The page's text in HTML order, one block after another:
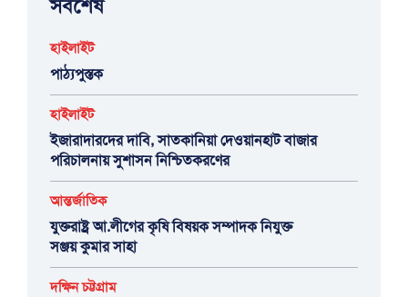
সর্বশেষ
হাইলাইট
পাঠ্যপুস্তক
হাইলাইট
ইজারাদারদের দাবি, সাতকানিয়া দেওয়ানহাট বাজার
পরিচালনায় সুশাসন নিশ্চিতকরণের
আন্তর্জাতিক
যুক্তরাষ্ট্র আ.লীগের কৃষি বিষয়ক সম্পাদক নিযুক্ত
সঞ্জয় কুমার সাহা
দক্ষিন চট্টগ্রাম